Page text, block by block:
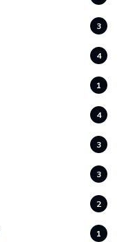
3
4
1
4
3
3
2
1